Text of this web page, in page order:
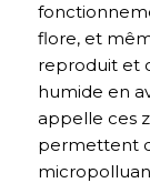
flore, et
reproduit et
humide en
appelle ces
permettent